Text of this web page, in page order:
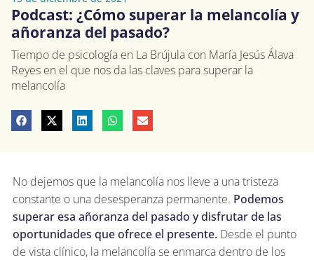
Podcast: ¿Cómo superar la melancolía y
añoranza del pasado?
Tiempo de psicología en La Brújula con María Jesús Álava
Reyes en el que nos da las claves para superar la
melancolía
No dejemos que la melancolía nos lleve a una tristeza
constante o una desesperanza permanente. Podemos
superar esa añoranza del pasado y disfrutar de las
oportunidades que ofrece el presente. Desde el punto
de vista clínico, la melancolía se enmarca dentro de los